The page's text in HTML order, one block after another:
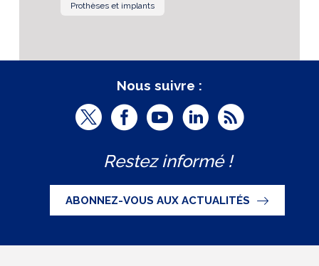
Prothèses et implants
Nous suivre :
T
i
t
t
e
F
c
e
b
o
Y
u
t
u
b
L
n
k
e
d
R
Restez informé !
ABONNEZ-VOUS AUX ACTUALITÉS